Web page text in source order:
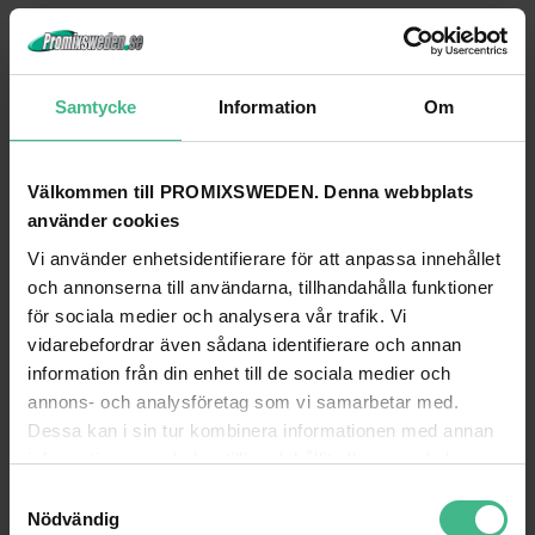
Samtycke Information Om
Välkommen till PROMIXSWEDEN. Denna webbplats
använder cookies
Vi använder enhetsidentifierare för att anpassa innehållet
och annonserna till användarna, tillhandahålla funktioner
för sociala medier och analysera vår trafik. Vi
vidarebefordrar även sådana identifierare och annan
information från din enhet till de sociala medier och
annons- och analysföretag som vi samarbetar med.
Dessa kan i sin tur kombinera informationen med annan
information som du har tillhandahållit eller som de har
Nödvändig
PD CONNEX CX100-6 DMX CABLE XLR M-F 6M
DMX Signalkabel 6m CX100-6 XLR-XLR
214 kr 258 kr
GÅ TILL PRODUKT
PD CONNEX CX100-20 DMX CABLE XLR
391 kr 510 kr